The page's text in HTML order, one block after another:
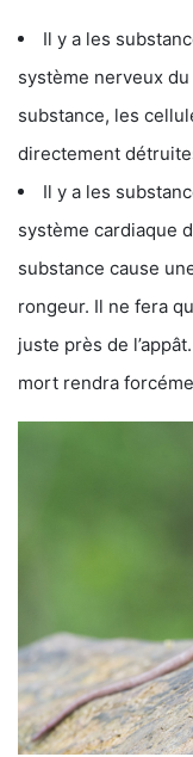
Il y a les
système nerveux
substance, les
directement
Il y a les
système cardiaque
substance cause
rongeur. Il ne fera
juste près de
mort rendra